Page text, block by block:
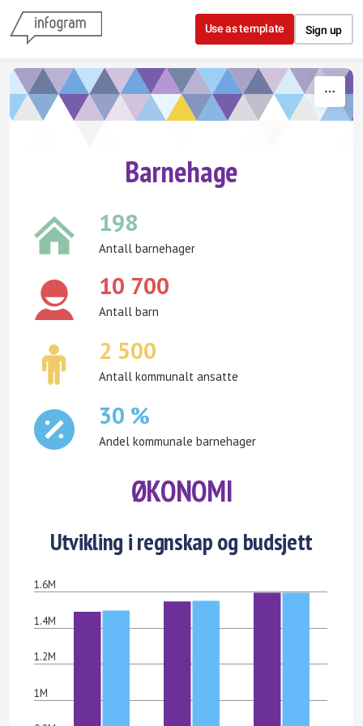
Skip to content
Use as template Sign up
Barnehage
198
Antall barnehager
10 700
Antall barn
2 500
Antall kommunalt ansatte
30 %
Andel kommunale barnehager
ØKONOMI
Utvikling i regnskap og budsjett
1.6M
1.4M
1.2M
1M